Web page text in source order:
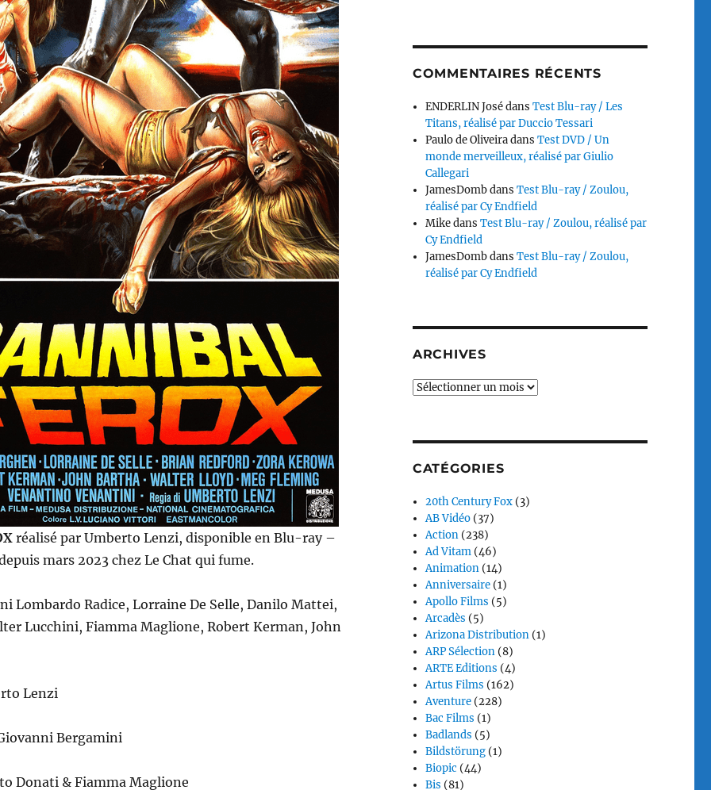
réalisé par Umberto Lenzi, disponible en Blu-ray –
mars 2023 chez Le Chat qui fume.
Lombardo Radice, Lorraine De Selle, Danilo Mattei,
Lucchini, Fiamma Maglione, Robert Kerman, John
Lenzi
Bergamini
Donati & Fiamma Maglione
COMMENTAIRES RÉCENTS
ENDERLIN JosédansTest Blu-ray / Les
Titans, réalisé par Duccio Tessari
Paulo de OliveiradansTest DVD / Un
monde merveilleux, réalisé par Giulio
Callegari
JamesDombdansTest Blu-ray / Zoulou,
réalisé par Cy Endfield
MikedansTest Blu-ray / Zoulou, réalisé par
Cy Endfield
JamesDombdansTest Blu-ray / Zoulou,
réalisé par Cy Endfield
ARCHIVES
Archives
CATÉGORIES
20th Century Fox (3)
AB Vidéo (37)
Action (238)
Ad Vitam (46)
Animation (14)
Anniversaire (1)
Apollo Films (5)
Arcadès (5)
Arizona Distribution (1)
ARP Sélection (8)
ARTE Editions (4)
Artus Films (162)
Aventure (228)
Bac Films (1)
Badlands (5)
Bildstörung (1)
Biopic (44)
Bis (81)